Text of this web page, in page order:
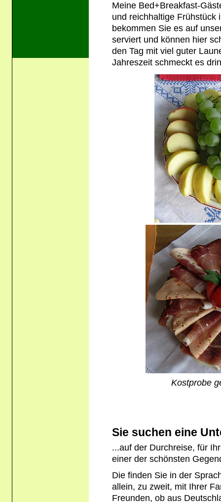
Meine Bed+Breakfast-
und reichhaltige Frühstück
bekommen Sie es auf
serviert und können hier
den Tag mit viel guter
Jahreszeit schmeckt es
Kostprobe
Sie suchen eine
...auf der Durchreise, für
einer der schönsten
Die finden Sie in der
allein, zu zweit, mit Ihrer
Freunden, ob aus